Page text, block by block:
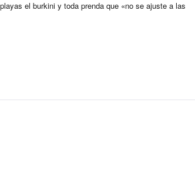
el burkini y toda prenda que «no se ajuste a las